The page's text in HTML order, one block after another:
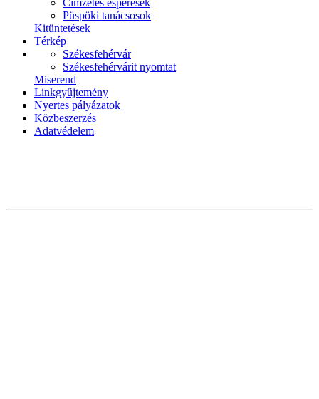
Címzetes esperesek
Püspöki tanácsosok
Kitüntetések
Térkép
Székesfehérvár
Székesfehérvárit nyomtat
Miserend
Linkgyűjtemény
Nyertes pályázatok
Közbeszerzés
Adatvédelem